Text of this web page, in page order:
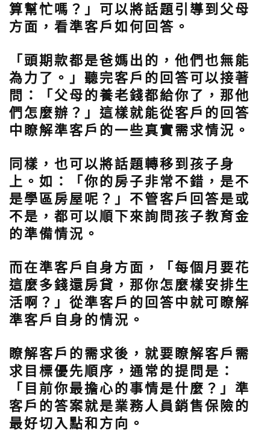
算幫忙嗎？」可以將話題引導到父母
方面，看準客戶如何回答。
「頭期款都是爸媽出的，他們也無能
為力了。」聽完客戶的回答可以接著
問：「父母的養老錢都給你了，那他
們怎麼辦？」這樣就能從客戶的回答
中瞭解準客戶的一些真實需求情況。
同樣，也可以將話題轉移到孩子身
上。如：
「你的房子非常不錯，是不
是學區房屋呢？」 不管客戶回答是或
不是，都可以順下來詢問孩子教育金
的準備情況。
而在準客戶自身方面，
「每個月要花
這麼多錢還房貸，那你怎麼樣安排生
活啊？」 從準客戶的回答中就可瞭解
準客戶自身的情況。
瞭解客戶的需求後，就要瞭解客戶需
求目標優先順序，通常的提問是：
「目前你最擔心的事情是什麼？」 準
客戶的答案就是業務人員銷售保險的
最好切入點和方向。